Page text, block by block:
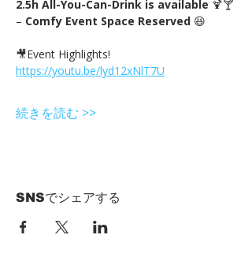
2.5h All-You-Can-Drink is available 🍹🍸
– Comfy Event Space Reserved 😆
🎥Event Highlights!
https://youtu.be/lyd12xNlT7U
続きを読む >>
SNSでシェアする